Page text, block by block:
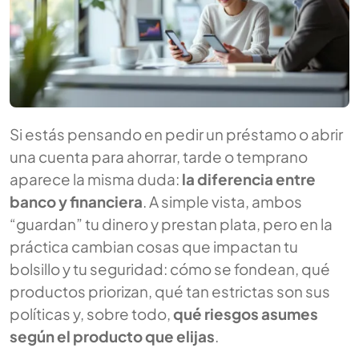
Si estás pensando en pedir un préstamo o abrir
una cuenta para ahorrar, tarde o temprano
aparece la misma duda: la diferencia entre
banco y financiera. A simple vista, ambos
“guardan” tu dinero y prestan plata, pero en la
práctica cambian cosas que impactan tu
bolsillo y tu seguridad: cómo se fondean, qué
productos priorizan, qué tan estrictas son sus
políticas y, sobre todo,qué riesgos asumes
según el producto que elijas.